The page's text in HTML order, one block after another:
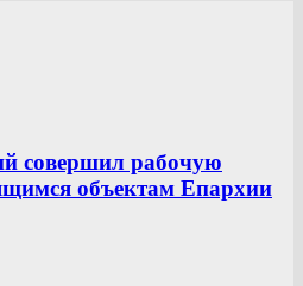
совершил рабочую
объектам Епархии